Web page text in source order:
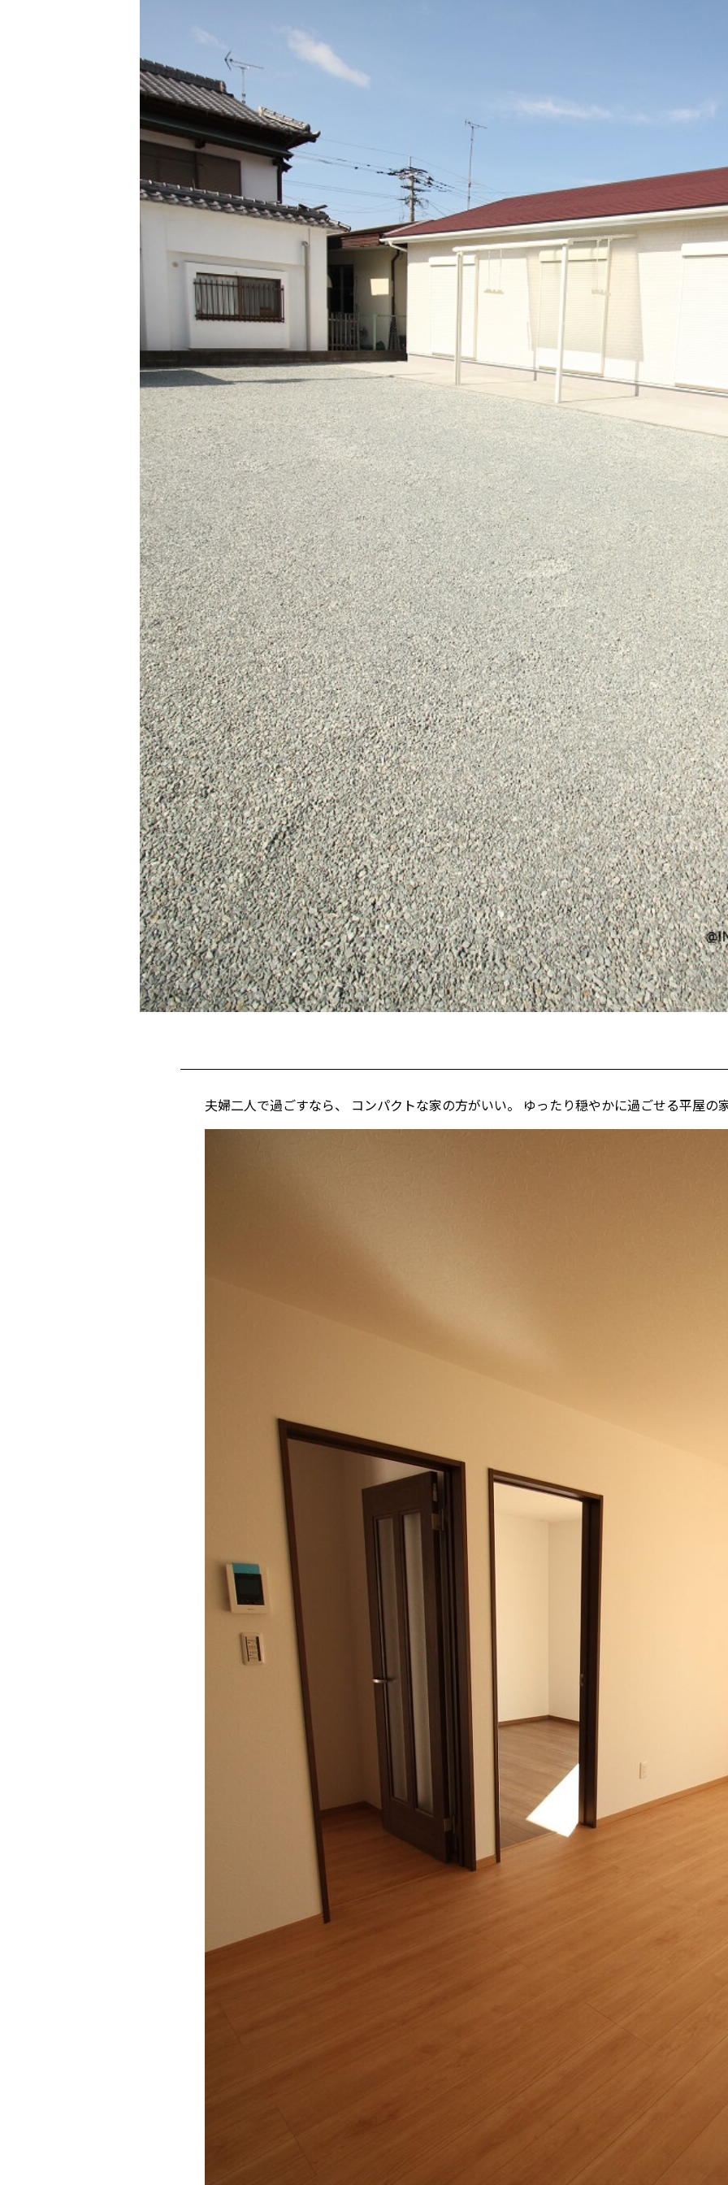
夫婦二人で過ごすなら、 コンパクトな家の方がいい。 ゆったり穏やかに過ごせる平屋の